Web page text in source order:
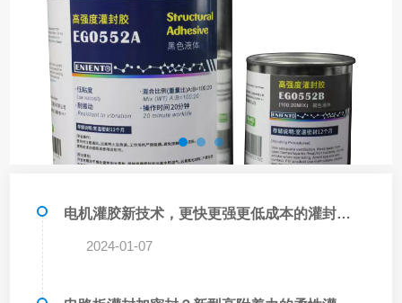
伺服电机、步进电机、水泵电机、工业马达、微型减
速电机生产制造中，定子灌封、线圈绝···
电机灌胶新技术，更快更强更低成本的灌封方法你知道吗？
2024-01-07